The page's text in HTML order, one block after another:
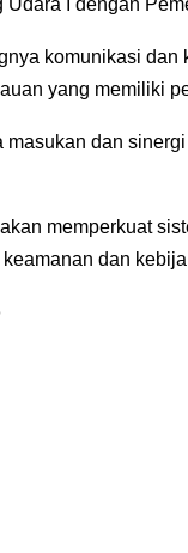
I dengan
komunikasi
yang memiliki
masukan dan
memperkuat
dan